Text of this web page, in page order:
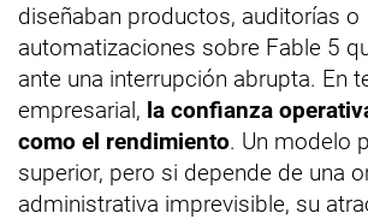
diseñaban productos, auditorías o
automatizaciones sobre Fable 5
ante una interrupción abrupta. En
empresarial, la confianza
como el rendimiento. Un modelo
superior, pero si depende de una
administrativa imprevisible, su